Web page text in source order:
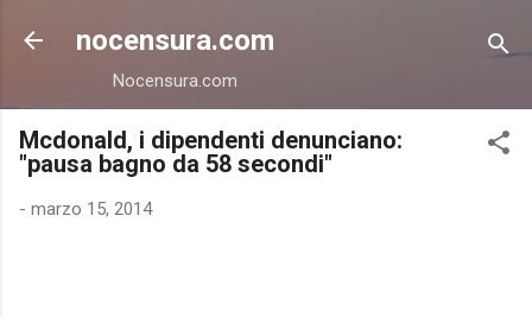
Passa ai contenuti principali
nocensura.com
Nocensura.com
Mcdonald, i dipendenti denunciano:
"pausa bagno da 58 secondi"
- marzo 15, 2014